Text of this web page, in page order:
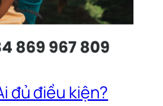
đủ điều kiện?